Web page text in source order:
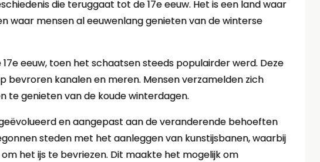
die teruggaat tot de 17e eeuw. Het is een land waar
waar mensen al eeuwenlang genieten van de winterse
eeuw, toen het schaatsen steeds populairder werd. Deze
bevroren kanalen en meren. Mensen verzamelden zich
te genieten van de koude winterdagen.
en aangepast aan de veranderende behoeften
steden met het aanleggen van kunstijsbanen, waarbij
het ijs te bevriezen. Dit maakte het mogelijk om